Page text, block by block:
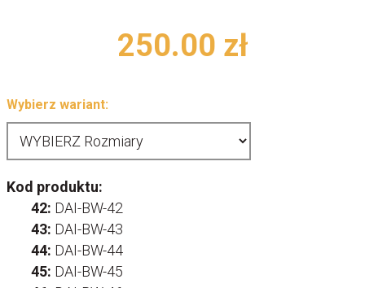
250.00 zł
Wybierz wariant:
Kod produktu:
42: DAI-BW-42
43: DAI-BW-43
44: DAI-BW-44
45: DAI-BW-45